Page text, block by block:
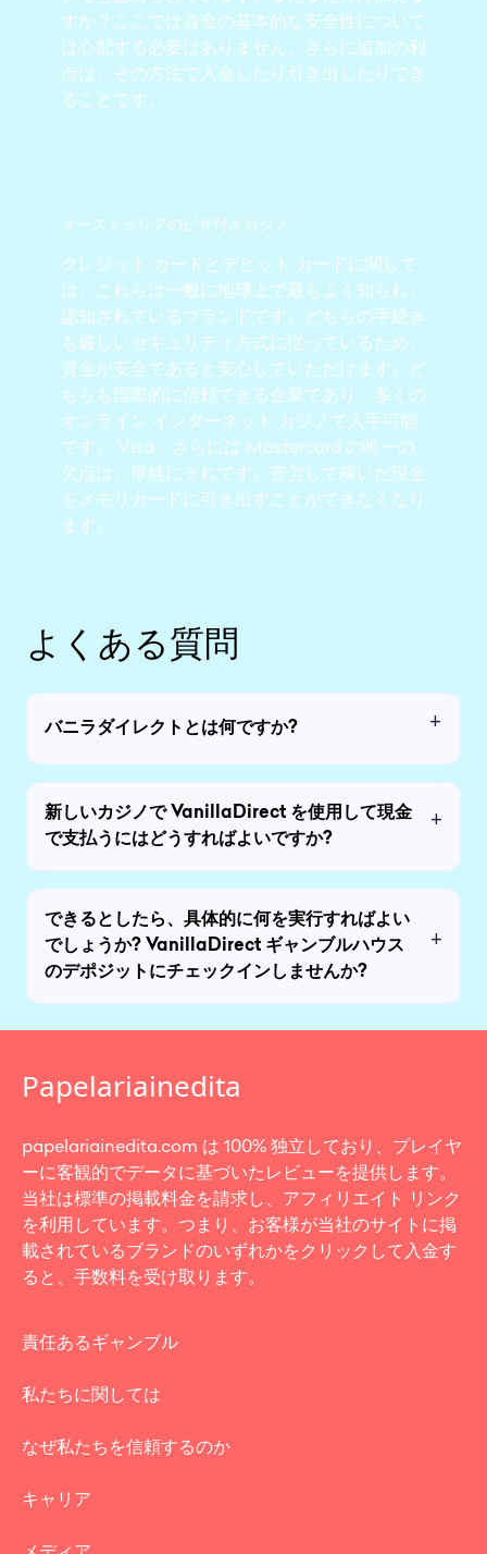
すか？ここでは資金の基本的な安全性について
は心配する必要はありません。さらに追加の利
点は、その方法で入金したり引き出したりでき
ることです。
オーストラリアのビザ付きカジノ
クレジット カードとデビット カードに関して
は、これらは一般に地球上で最もよく知られ、
認知されているブランドです。どちらの手続き
も厳しいセキュリティ方式に従っているため、
資金が安全であると安心していただけます。ど
ちらも国際的に信頼できる企業であり、多くの
オンライン インターネット カジノで入手可能
です。 Visa、さらには Mastercard の唯一の
欠点は、単純にそれです。苦労して稼いだ現金
をメモリカードに引き出すことができなくなり
ます。
よくある質問
バニラダイレクトとは何ですか?
新しいカジノで VanillaDirect を使用して現金
で支払うにはどうすればよいですか?
できるとしたら、具体的に何を実行すればよい
でしょうか? VanillaDirect ギャンブルハウス
のデポジットにチェックインしませんか?
papelariainedita.com は 100% 独立しており、プレイヤ
ーに客観的でデータに基づいたレビューを提供します。
当社は標準の掲載料金を請求し、アフィリエイト リンク
を利用しています。つまり、お客様が当社のサイトに掲
載されているブランドのいずれかをクリックして入金す
ると、手数料を受け取ります。
責任あるギャンブル
私たちに関しては
なぜ私たちを信頼するのか
キャリア